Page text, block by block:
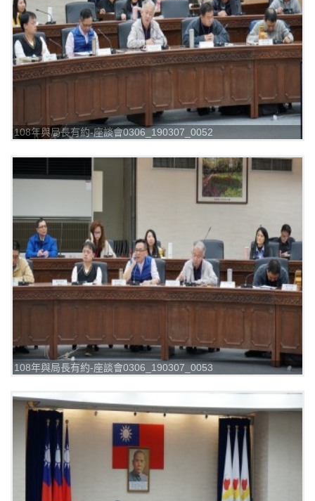
108年與局長有約-座談會0306_190307_0052
108年與局長有約-座談會0306_190307_0053